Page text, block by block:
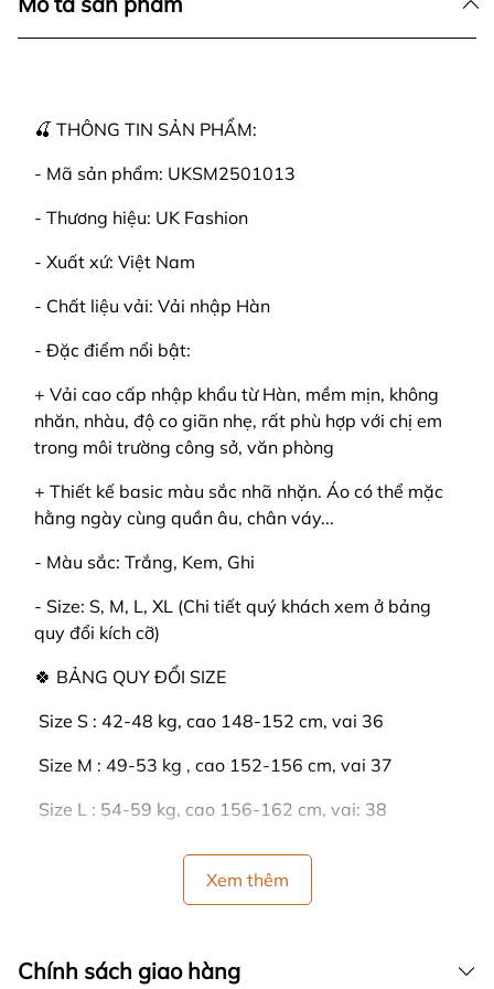
🍒 THÔNG TIN SẢN PHẨM:
- Mã sản phẩm: UKSM2501013
- Thương hiệu: UK Fashion
- Xuất xứ: Việt Nam
- Chất liệu vải: Vải nhập Hàn
- Đặc điểm nổi bật:
+ Vải cao cấp nhập khẩu từ Hàn, mềm mịn, không
nhăn, nhàu, độ co giãn nhẹ, rất phù hợp với chị em
trong môi trường công sở, văn phòng
+ Thiết kế basic màu sắc nhã nhặn. Áo có thể mặc
hằng ngày cùng quần âu, chân váy...
- Màu sắc: Trắng, Kem, Ghi
- Size: S, M, L, XL (Chi tiết quý khách xem ở bảng
quy đổi kích cỡ)
🍀 BẢNG QUY ĐỔI SIZE
️ Size S : 42-48 kg, cao 148-152 cm, vai 36
️ Size M : 49-53 kg , cao 152-156 cm, vai 37
️ Size L : 54-59 kg, cao 156-162 cm, vai: 38
️ Size XL : 60-66 kg, cao 162-166 cm, vai: 39
🍒 HƯỚNG DẪN SỬ DỤNG:
dùng tay vò từ từ. Tránh không để trực tiếp nước tẩy
Xem thêm
Chính sách giao hàng